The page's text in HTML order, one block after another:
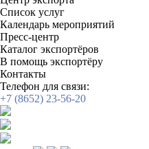
Список услуг
Календарь мероприятий
Пресс-центр
Каталог экспортёров
В помощь экспортёру
Контакты
Телефон для связи:
+7 (8652) 23-56-20